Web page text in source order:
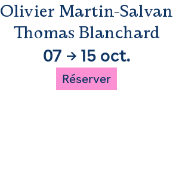
Olivier Martin-Salvan
Thomas Blanchard
07 → 15 oct.
Réserver